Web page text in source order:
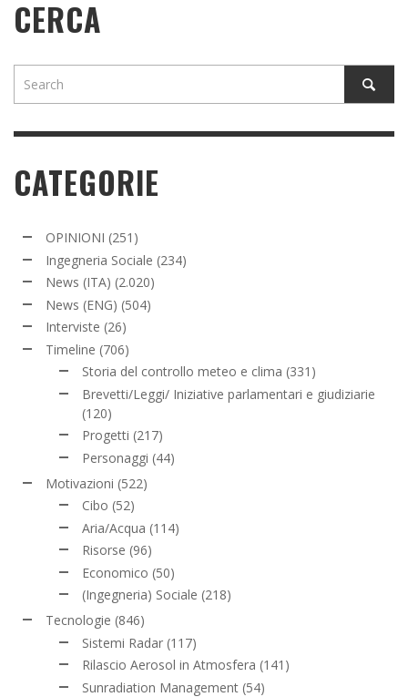
CERCA
CATEGORIE
OPINIONI (251)
Ingegneria Sociale (234)
News (ITA) (2.020)
News (ENG) (504)
Interviste (26)
Timeline (706)
Storia del controllo meteo e clima (331)
Brevetti/Leggi/ Iniziative parlamentari e giudiziarie
(120)
Progetti (217)
Personaggi (44)
Motivazioni (522)
Cibo (52)
Aria/Acqua (114)
Risorse (96)
Economico (50)
(Ingegneria) Sociale (218)
Tecnologie (846)
Sistemi Radar (117)
Rilascio Aerosol in Atmosfera (141)
Sunradiation Management (54)